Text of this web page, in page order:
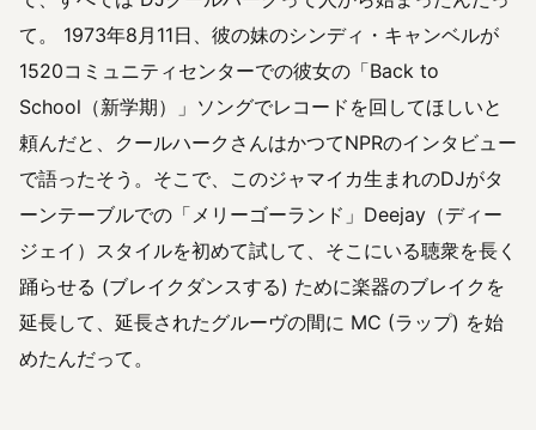
て。 1973年8月11日、彼の妹のシンディ・キャンベルが
1520コミュニティセンターでの彼女の「Back to
School（新学期）」ソングでレコードを回してほしいと
頼んだと、クールハークさんはかつてNPRのインタビュー
で語ったそう。そこで、このジャマイカ生まれのDJがタ
ーンテーブルでの「メリーゴーランド」Deejay（ディー
ジェイ）スタイルを初めて試して、そこにいる聴衆を長く
踊らせる (ブレイクダンスする) ために楽器のブレイクを
延長して、延長されたグルーヴの間に MC (ラップ) を始
めたんだって。